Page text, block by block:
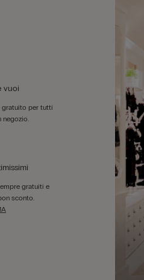
vuoi
gratuito per tutti
negozio.
gratuiti e
sconto.